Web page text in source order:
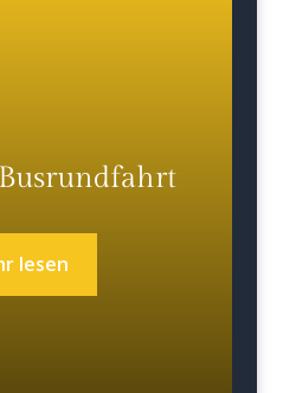
lesen